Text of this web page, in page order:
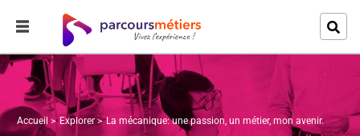
Accueil Explorer La mécanique: une passion, un métier, mon avenir.